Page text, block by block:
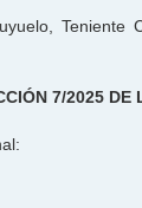
Teniente
7/2025 DE